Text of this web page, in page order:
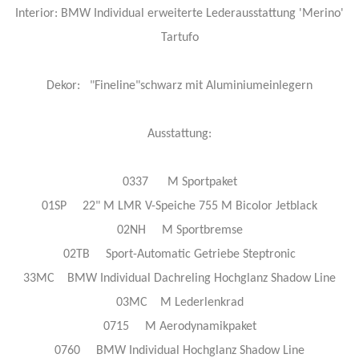
Interior: BMW Individual erweiterte Lederausstattung 'Merino'
Tartufo
Dekor: "Fineline"schwarz mit Aluminiumeinlegern
Ausstattung:
0337 M Sportpaket
01SP 22" M LMR V-Speiche 755 M Bicolor Jetblack
02NH M Sportbremse
02TB Sport-Automatic Getriebe Steptronic
33MC BMW Individual Dachreling Hochglanz Shadow Line
03MC M Lederlenkrad
0715 M Aerodynamikpaket
0760 BMW Individual Hochglanz Shadow Line